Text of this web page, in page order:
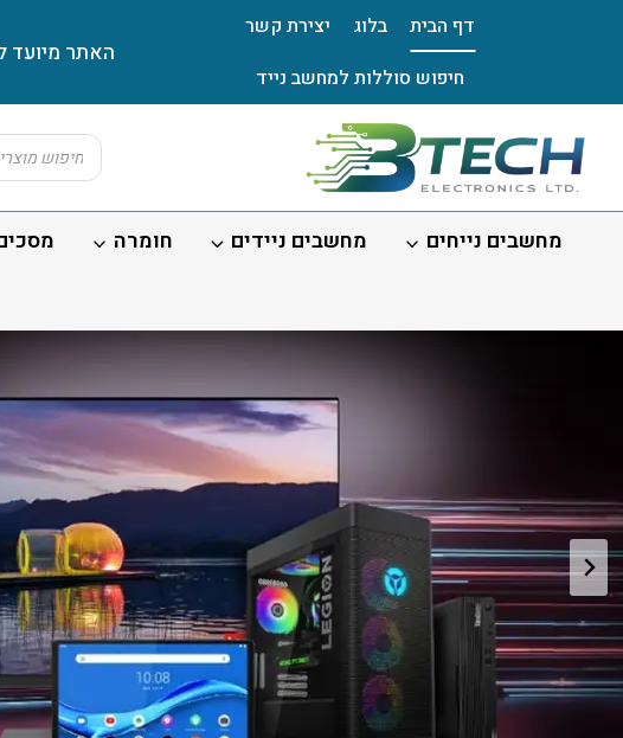
דף הבית בלוג
יצירת קשר
חיפוש סוללות למחשב נייד
האתר מיועד
Products
search
מחשבים נייחים מחשבים ניידים חומרה